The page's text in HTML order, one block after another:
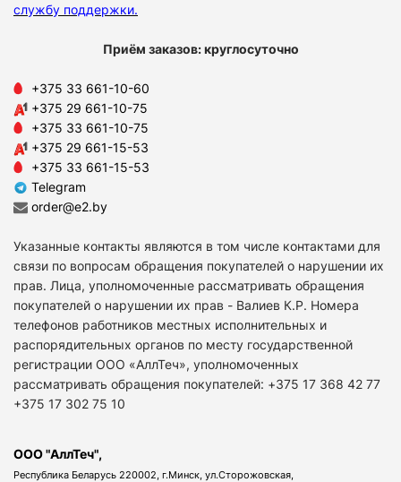
службу поддержки.
Приём заказов: круглосуточно
+375 33 661-10-60
+375 29 661-10-75
+375 33 661-10-75
+375 29 661-15-53
+375 33 661-15-53
Telegram
order@e2.by
Указанные контакты являются в том числе контактами для
связи по вопросам обращения покупателей о нарушении их
прав. Лица, уполномоченные рассматривать обращения
покупателей о нарушении их прав - Валиев К.Р. Номера
телефонов работников местных исполнительных и
распорядительных органов по месту государственной
регистрации ООО «АллТеч», уполномоченных
рассматривать обращения покупателей: +375 17 368 42 77
+375 17 302 75 10
ООО "АллТеч",
Республика Беларусь 220002, г.Минск, ул.Сторожовская,